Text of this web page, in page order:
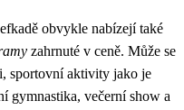
obvykle nabízejí také
zahrnuté v ceně. Může se
sportovní aktivity jako je
gymnastika, večerní show a